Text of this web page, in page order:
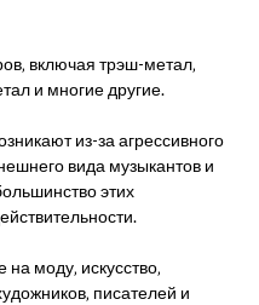
включая трэш-метал‚
и многие другие.
из-за агрессивного
вида музыкантов и
этих
моду‚ искусство‚
писателей и